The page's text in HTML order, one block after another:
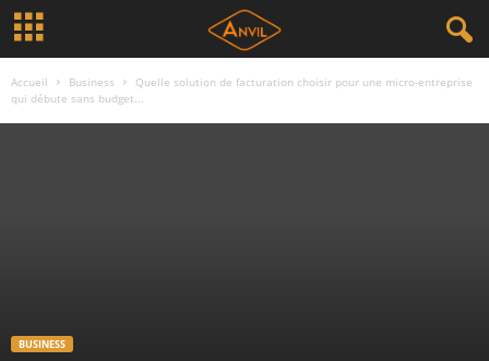
Accueil Business
Quelle solution de facturation choisir pour une micro-entreprise
qui débute sans budget...
BUSINESS